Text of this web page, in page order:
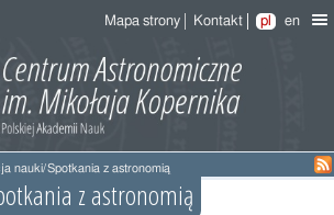
Mapa strony Kontakt pl en
nauki/Spotkania z astronomią
z astronomią